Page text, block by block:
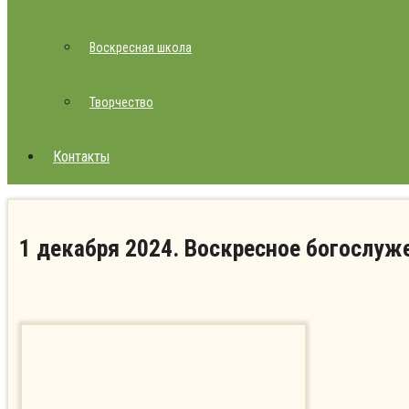
Воскресная школа
Творчество
Контакты
1 декабря 2024. Воскресное